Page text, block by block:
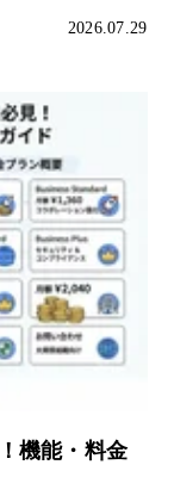
2026.07.29
機能・料金